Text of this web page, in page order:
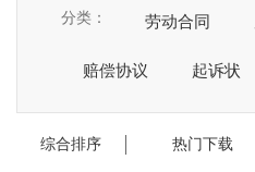
分类： 劳动合同
赔偿协议 起诉状
综合排序 热门下载